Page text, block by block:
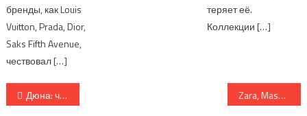
бренды, как Louis
Vuitton, Prada, Dior,
Saks Fifth Avenue,
чествовал […]
теряет её.
Коллекции […]
Навигация по записям
Дюна: часть вторая Zara, Massimo Dutti, Bershka и другие бренды в молле Aport East